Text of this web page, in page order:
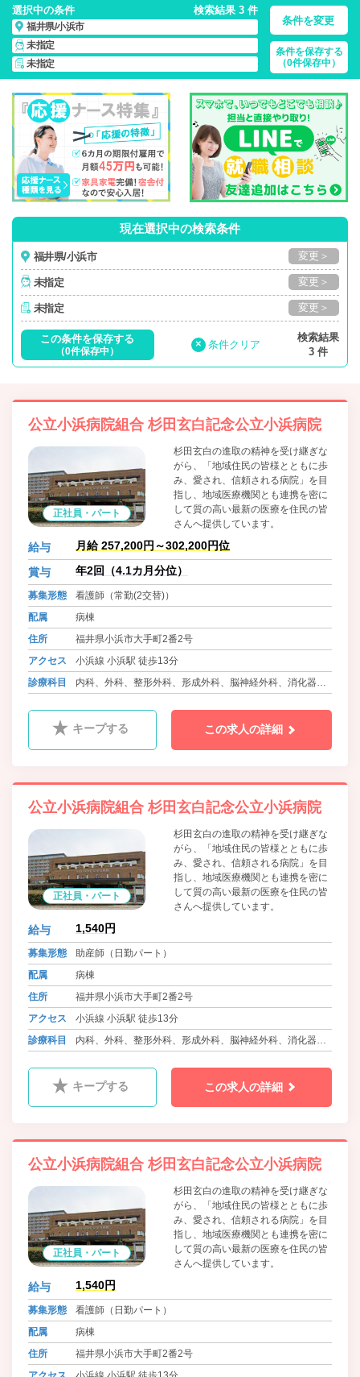
選択中の条件 検索結果 3 件
福井県/小浜市
未指定
未指定
条件を変更
条件を保存する
（0件保存中）
福井県/小浜市/正社員・パート・応援ナース・派遣の 看護師求
人・派遣・転職・募集一覧
現在選択中の検索条件
福井県/小浜市 変更＞
未指定 変更＞
未指定 変更＞
この条件を保存する
（0件保存中）
× 条件クリア
検索結果
3 件
公立小浜病院組合 杉田玄白記念公立小浜病院
正社員・パート
杉田玄白の進取の精神を受け継ぎな
がら、「地域住民の皆様とともに歩
み、愛され、信頼される病院」を目
指し、地域医療機関とも連携を密に
して質の高い最新の医療を住民の皆
さんへ提供しています。
給与 月給 257,200円～302,200円位
賞与 年2回（4.1カ月分位）
募集形態
看護師（常勤(2交替)）
配属
病棟
住所
福井県小浜市大手町2番2号
アクセス
小浜線 小浜駅 徒歩13分
診療科目
内科、外科、整形外科、形成外科、脳神経外科、消化器
臓血管外科、精神科、眼科、耳鼻咽喉科、皮膚科、産婦人
キープする この求人の詳細
公立小浜病院組合 杉田玄白記念公立小浜病院
正社員・パート
杉田玄白の進取の精神を受け継ぎな
がら、「地域住民の皆様とともに歩
み、愛され、信頼される病院」を目
指し、地域医療機関とも連携を密に
して質の高い最新の医療を住民の皆
さんへ提供しています。
給与 1,540円
募集形態
助産師（日勤パート）
配属
病棟
住所
福井県小浜市大手町2番2号
アクセス
小浜線 小浜駅 徒歩13分
診療科目
内科、外科、整形外科、形成外科、脳神経外科、消化器
臓血管外科、精神科、眼科、耳鼻咽喉科、皮膚科、産婦人
キープする この求人の詳細
公立小浜病院組合 杉田玄白記念公立小浜病院
正社員・パート
杉田玄白の進取の精神を受け継ぎな
がら、「地域住民の皆様とともに歩
み、愛され、信頼される病院」を目
指し、地域医療機関とも連携を密に
して質の高い最新の医療を住民の皆
さんへ提供しています。
給与 1,540円
募集形態
看護師（日勤パート）
配属
病棟
住所
福井県小浜市大手町2番2号